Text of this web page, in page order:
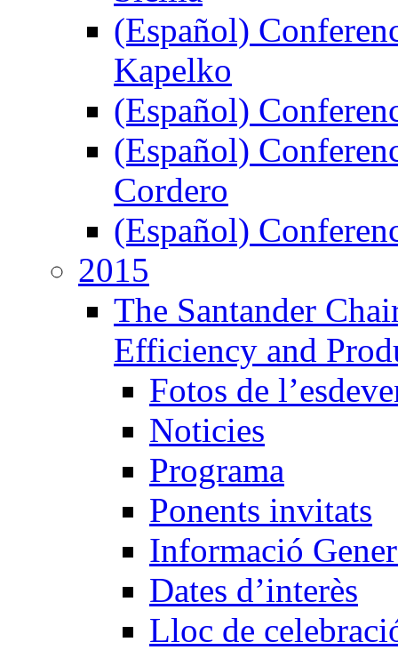
(Español)
Kapelko
(Español)
(Español)
Cordero
(Español)
2015
The Santander
Efficiency and
Fotos de
Noticies
Programa
Ponents invitats
Informació
Dates d’interès
Lloc de